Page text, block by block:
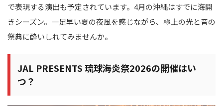
で表現する演出も予定されています。4月の沖縄はすでに海開
きシーズン。一足早い夏の夜風を感じながら、極上の光と音の
祭典に酔いしれてみませんか。
JAL PRESENTS 琉球海炎祭2026の開催はい
つ？